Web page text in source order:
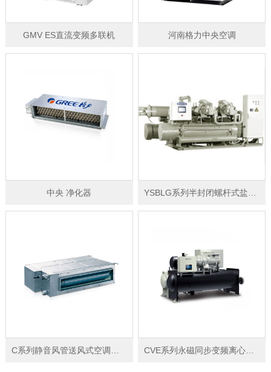
GMV ES直流变频多联机 河南格力中央空调
中央 净化器